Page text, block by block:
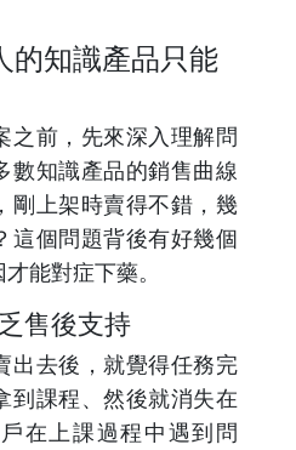
的知識產品只能
之前，先來深入理解問
數知識產品的銷售曲線
剛上架時賣得不錯，幾
這個問題背後有好幾個
能對症下藥。
售後支持
出去後，就覺得任務完
到課程、然後就消失在
在上課過程中遇到問